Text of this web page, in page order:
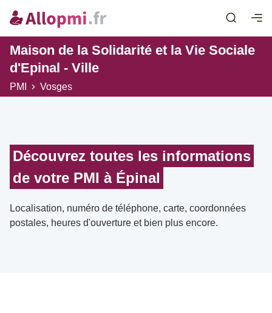
Maison de la Solidarité et la Vie Sociale
d'Epinal - Ville
PMI Vosges
Découvrez toutes les informations
de votre PMI à Épinal
Localisation, numéro de téléphone, carte, coordonnées
postales, heures d'ouverture et bien plus encore.